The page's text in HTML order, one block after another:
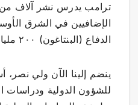
ترامب يدرس نشر آلاف من
الإضافيين في الشرق
الدفاع (البنتاغون) ٢٠٠ مليار دولار من الكونغرس.
ينضم إلينا الآن ولي نصر،
للشؤون الدولية